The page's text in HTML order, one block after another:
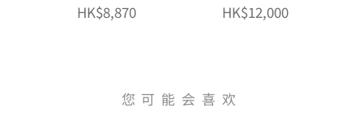
HK$8,870 HK$12,000
您可能会喜欢